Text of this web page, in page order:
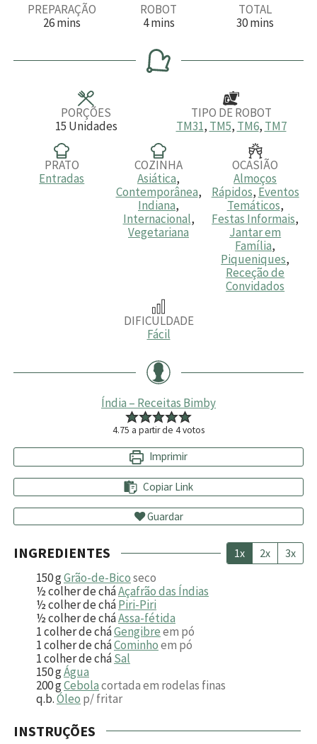
PREPARAÇÃO
26m
u
mins
ROBOT
4m
n
u
t
mins
TOTAL
30m
u
mins
PORÇÕES
15 Unidades
TIPO DE ROBOT
TM31, TM5, TM6, TM7
PRATO
Entradas
COZINHA
Asiática,
Contemporânea,
Indiana,
Internacional,
Vegetariana
OCASIÃO
Almoços
Rápidos, Eventos
Temáticos,
Festas Informais,
Jantar em
Família,
Piqueniques,
Receção de
Convidados
DIFICULDADE
Fácil
Índia – Receitas Bimby
4.75 a partir de 4votos
Imprimir
Copiar Link
Guardar
INGREDIENTES 1x 2x 3x
150gGrão-de-Bicoseco
½colher de cháAçafrão das Índias
½colher de cháPiri-Piri
½colher de cháAssa-fétida
1colher de cháGengibreem pó
1colher de cháCominhoem pó
1colher de cháSal
150gÁgua
200gCebolacortada em rodelas finas
q.b.Óleo p/ fritar
INSTRUÇÕES